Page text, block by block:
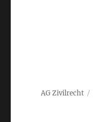
AG Zivilrecht